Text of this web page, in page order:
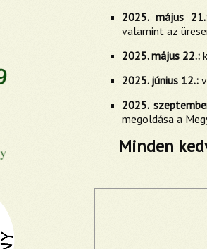
2025. május
valamint az
2025. május 22.:
2025. június 12.:
2025.
megoldása a
Minden